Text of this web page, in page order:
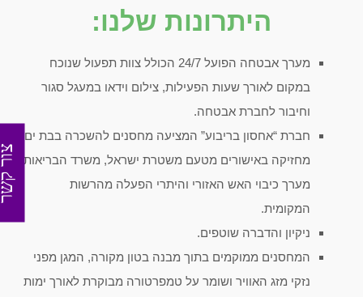
היתרונות שלנו:
מערך אבטחה הפועל 24/7 הכולל צוות תפעול שנוכח
במקום לאורך שעות הפעילות, צילום וידאו במעגל סגור
וחיבור לחברת אבטחה.
חברת “אחסון בריבוע” המציעה מחסנים להשכרה בבת ים
מחזיקה באישורים מטעם משטרת ישראל, משרד הבריאות,
מערך כיבוי האש האזורי והיתרי הפעלה מהרשות
המקומית.
ניקיון והדברה שוטפים.
המחסנים ממוקמים בתוך מבנה בטון מקורה, המגן מפני
נזקי מזג האוויר ושומר על טמפרטורה מבוקרת לאורך ימות